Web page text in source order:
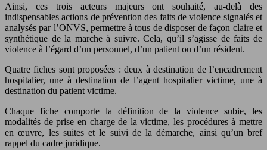
Ainsi, ces trois acteurs majeurs ont souhaité, au-delà des
indispensables actions de prévention des faits de violence signalés et
analysés par l’ONVS, permettre à tous de disposer de façon claire et
synthétique de la marche à suivre. Cela, qu’il s’agisse de faits de
violence à l’égard d’un personnel, d’un patient ou d’un résident.
Quatre fiches sont proposées : deux à destination de l’encadrement
hospitalier, une à destination de l’agent hospitalier victime, une à
destination du patient victime.
Chaque fiche comporte la définition de la violence subie, les
modalités de prise en charge de la victime, les procédures à mettre
en œuvre, les suites et le suivi de la démarche, ainsi qu’un bref
rappel du cadre juridique.